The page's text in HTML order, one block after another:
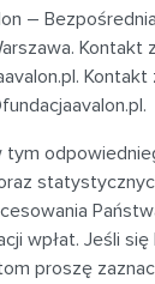
–
. Kontakt
.
.
wpłat. Jeśli się
proszę